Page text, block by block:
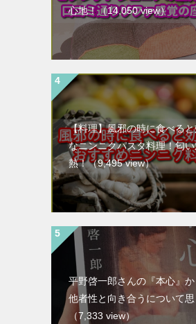
心地！（14,050 view）
【料理】風邪の時に食べる
なニンニクパスタ料理！匂
熱！（9,495 view）
平野啓一郎さんの『本心』か
他者性と向き合うについて
（7,333 view）